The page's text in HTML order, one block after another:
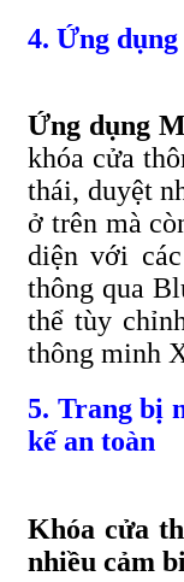
4. Ứng
Ứng dụng
khóa cửa
thái, duyệt
ở trên mà
diện với
thông qua
thể tùy
thông minh
5. Trang bị
kế an toàn
Khóa cửa
nhiều cảm